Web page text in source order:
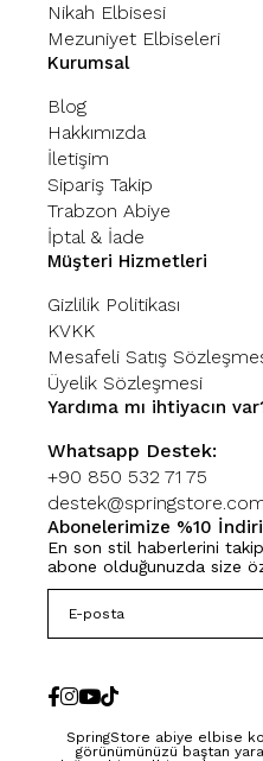
Nikah Elbisesi
Mezuniyet Elbiseleri
Kurumsal
Blog
Hakkımızda
İletişim
Sipariş Takip
Trabzon Abiye
İptal & İade
Müşteri Hizmetleri
Gizlilik Politikası
KVKK
Mesafeli Satış
Üyelik Sözleşmesi
Yardıma mı ihtiyacın
Whatsapp Destek:
+90 850 532 71 75
Abonelerimize %10
En son stil haberlerini
abone olduğunuzda size
SpringStore abiye elbise
görünümünüzü baştan